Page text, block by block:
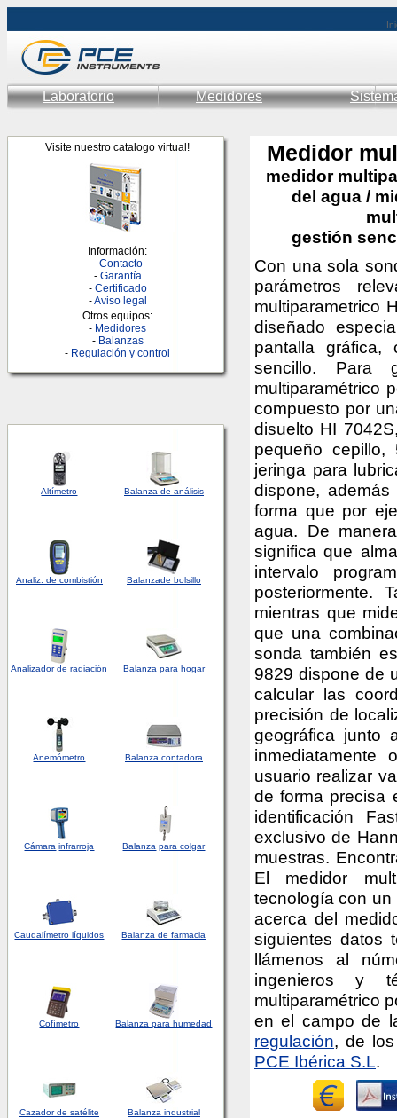
Laboratorio Medidores
Visite nuestro catalogo virtual!
Información:
- Contacto
- Garantía
- Certificado
-Aviso legal
Otros equipos:
- Medidores
- Balanzas
- Regulación y control
Altímetro Balanza de análisis
Analiz. de combistión Balanzade bolsillo
Analizadorderadiación Balanza para hogar
Anemómetro Balanza contadora
Cámara infrarroja Balanza para colgar
Caudalímetro líquidos Balanza de farmacia
Cofímetro Balanza para humedad
Cazador de satélite Balanza industrial
Medidor
medidor
del agua /
gestión
Con una sola
parámetros
multiparametrico
diseñado
pantalla gráfica,
sencillo. Para
multiparamétrico
compuesto por
disuelto HI
pequeño
jeringa para
dispone,
forma que por
agua. De
significa que
intervalo
posteriormente.
mientras que
que una
sonda también
9829 dispone de
calcular las
precisión de
geográfica junto
inmediatamente
usuario realizar
de forma precisa
identificación
exclusivo de
muestras.
El medidor
tecnología con un
acerca del
siguientes datos
llámenos al
ingenieros y
multiparamétrico
en el campo de
regulación, de
PCE Ibérica S.L.